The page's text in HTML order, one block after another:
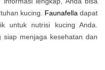
kucing. Faunafella dapat
untuk nutrisi kucing Anda.
siap menjaga kesehatan dan